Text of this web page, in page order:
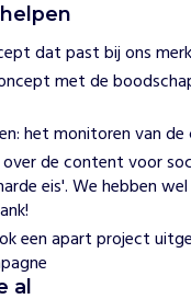
dat past bij ons
met de
het monitoren van de
over de content voor
eis'. We hebben
een apart project
al